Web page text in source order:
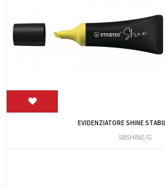
EVIDENZIATORE SHINE
SBSHINE/G